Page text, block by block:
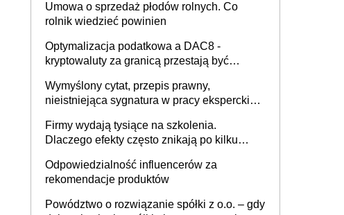
Umowa o sprzedaż płodów rolnych. Co
rolnik wiedzieć powinien
Optymalizacja podatkowa a DAC8 -
kryptowaluty za granicą przestają być
Wymyślony cytat, przepis prawny,
nieistniejąca sygnatura w pracy eksperckiej -
firmie
Firmy wydają tysiące na szkolenia.
Dlaczego efekty często znikają po kilku
Odpowiedzialność influencerów za
rekomendacje produktów
Powództwo o rozwiązanie spółki z o.o. – gdy